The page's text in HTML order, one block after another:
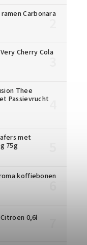
Carbonara
Cherry Cola
Thee
Passievrucht
met
75g
koffiebonen
0,6l